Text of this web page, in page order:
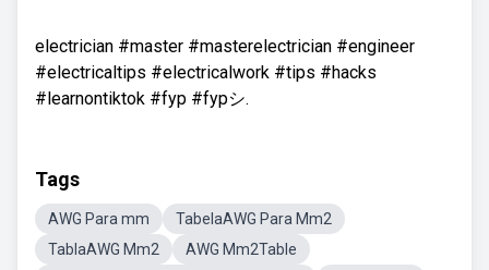
electrician #master #masterelectrician #engineer
#electricaltips #electricalwork #tips #hacks
#learnontiktok #fyp #fypシ.
Tags
AWG Para mm
TabelaAWG Para Mm2
TablaAWG Mm2
AWG Mm2Table